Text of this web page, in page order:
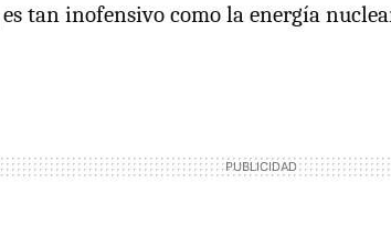
tan inofensivo como la energía